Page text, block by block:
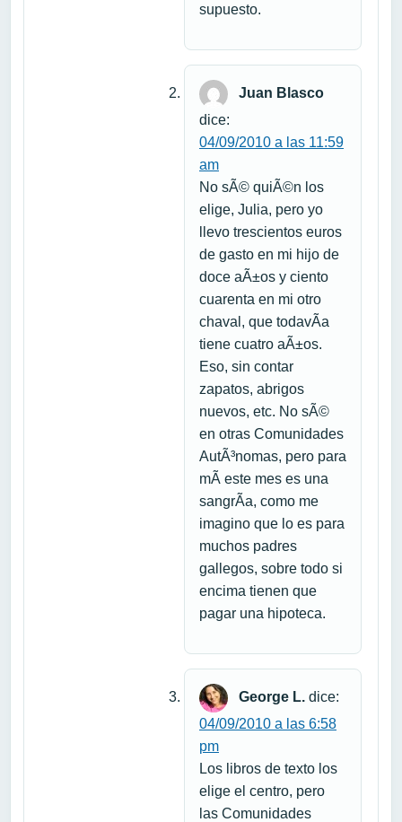
supuesto.
Juan Blasco
dice:
04/09/2010 a las 11:59
am
No sÃ© quiÃ©n los
elige, Julia, pero yo
llevo trescientos euros
de gasto en mi hijo de
doce aÃ±os y ciento
cuarenta en mi otro
chaval, que todavÃ­a
tiene cuatro aÃ±os.
Eso, sin contar
zapatos, abrigos
nuevos, etc. No sÃ©
en otras Comunidades
AutÃ³nomas, pero para
mÃ­ este mes es una
sangrÃ­a, como me
imagino que lo es para
muchos padres
gallegos, sobre todo si
encima tienen que
pagar una hipoteca.
George L. dice:
04/09/2010 a las 6:58
pm
Los libros de texto los
elige el centro, pero
las Comunidades